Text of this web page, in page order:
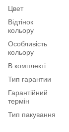
Цвет
Відтінок
кольору
Особливість
кольору
В комплекті
Тип гарантии
Гарантійний
термін
Тип пакування